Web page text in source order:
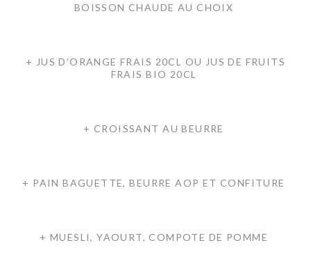
BOISSON CHAUDE AU CHOIX
+ JUS D’ORANGE FRAIS 20CL OU JUS DE FRUITS
FRAIS BIO 20CL
+ CROISSANT AU BEURRE
+ PAIN BAGUETTE, BEURRE AOP ET CONFITURE
+ MUESLI, YAOURT, COMPOTE DE POMME